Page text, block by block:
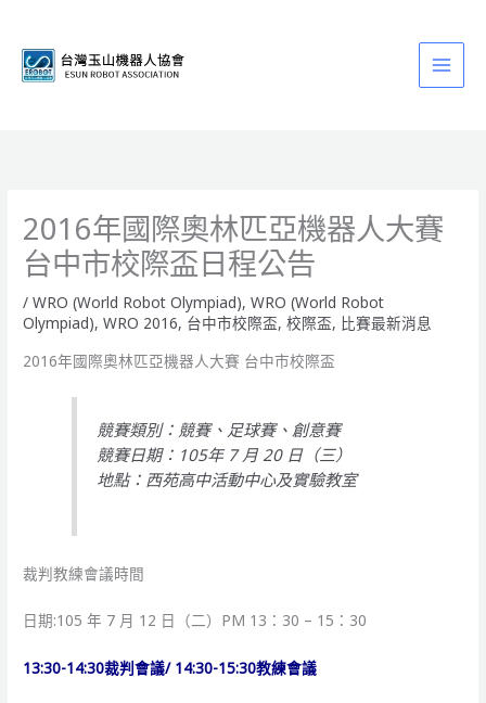
2016年國際奧林匹亞機器人大賽
台中市校際盃日程公告
/WRO (World Robot Olympiad),WRO (World Robot
Olympiad),WRO 2016, 台中市校際盃,校際盃, 比賽最新消息
2016年國際奧林匹亞機器人大賽 台中市校際盃
競賽類別：競賽、足球賽、創意賽
競賽日期：105年 7 月 20 日（三）
地點：西苑高中活動中心及實驗教室
裁判教練會議時間
日期:105 年 7 月 12 日（二）PM 13：30 – 15：30
13:30-14:30裁判會議/ 14:30-15:30教練會議